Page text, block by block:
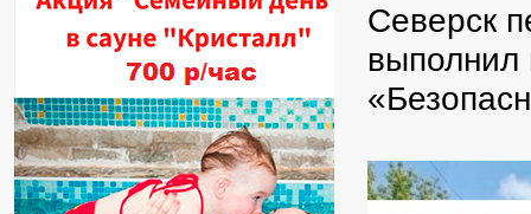
Северск
выполнил